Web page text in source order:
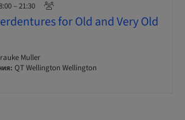
– 21:30
for Old and Very Old
Muller
QT Wellington Wellington